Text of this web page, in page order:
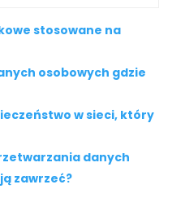
stosowane na
osobowych gdzie
w sieci, który
danych
zawrzeć?